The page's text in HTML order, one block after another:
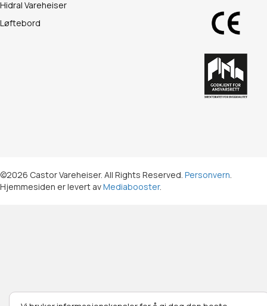
Hidral Vareheiser
Løftebord
©2026 Castor Vareheiser. All Rights Reserved. Personvern.
Hjemmesiden er levert avMediabooster.